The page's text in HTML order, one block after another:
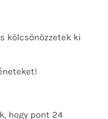
kölcsönözzetek ki
hogy pont 24